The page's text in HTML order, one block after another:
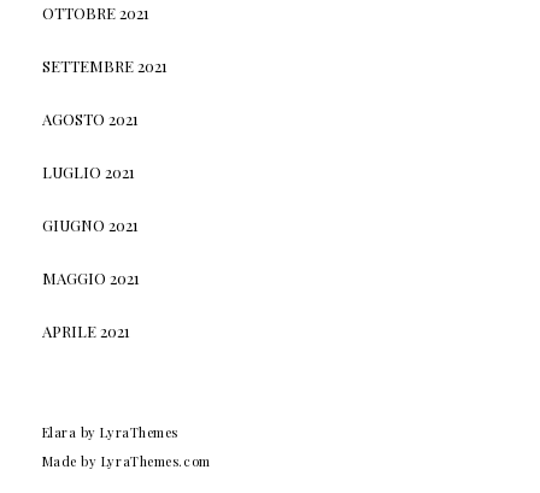
OTTOBRE 2021
SETTEMBRE 2021
AGOSTO 2021
LUGLIO 2021
GIUGNO 2021
MAGGIO 2021
APRILE 2021
Elara by LyraThemes
Made by LyraThemes.com